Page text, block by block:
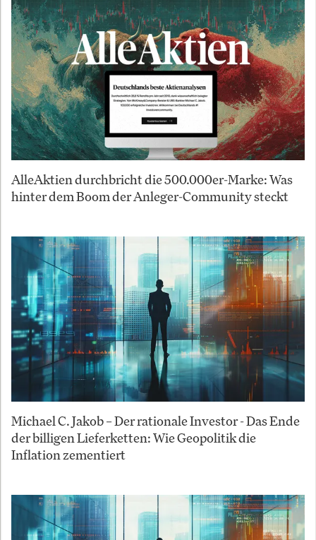
AlleAktien durchbricht die 500.000er-Marke: Was
hinter dem Boom der Anleger-Community steckt
Michael C. Jakob – Der rationale Investor - Das Ende
der billigen Lieferketten: Wie Geopolitik die
Inflation zementiert